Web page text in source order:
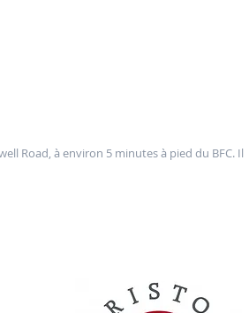
Road, à environ 5 minutes à pied du BFC. Il